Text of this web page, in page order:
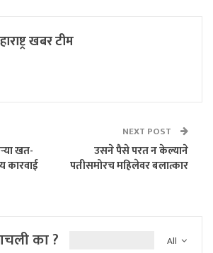
खबर टीम
खत-
कारवाई
NEXT POST
उसने पैसे परत न केल्याने
पतीसमोरच महिलेवर बलात्कार
All
का ?